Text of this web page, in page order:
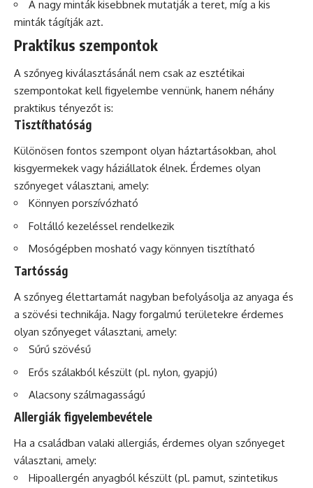
A nagy minták kisebbnek mutatják a teret, míg a kis
minták tágítják azt.
Praktikus szempontok
A szőnyeg kiválasztásánál nem csak az esztétikai
szempontokat kell figyelembe vennünk, hanem néhány
praktikus tényezőt is:
Tisztíthatóság
Különösen fontos szempont olyan háztartásokban, ahol
kisgyermekek vagy háziállatok élnek. Érdemes olyan
szőnyeget választani, amely:
Könnyen porszívózható
Foltálló kezeléssel rendelkezik
Mosógépben mosható vagy könnyen tisztítható
Tartósság
A szőnyeg élettartamát nagyban befolyásolja az anyaga és
a szövési technikája. Nagy forgalmú területekre érdemes
olyan szőnyeget választani, amely:
Sűrű szövésű
Erős szálakból készült (pl. nylon, gyapjú)
Alacsony szálmagasságú
Allergiák figyelembevétele
Ha a családban valaki allergiás, érdemes olyan szőnyeget
választani, amely:
Hipoallergén anyagból készült (pl. pamut, szintetikus